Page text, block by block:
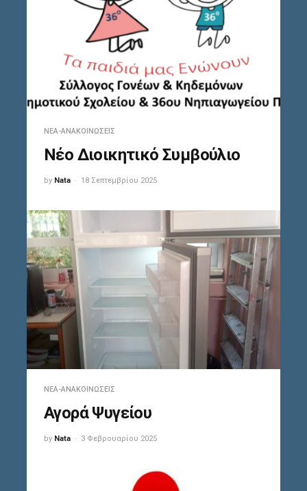
ΝΈΑ-ΑΝΑΚΟΙΝΏΣΕΙΣ
Νέο Διοικητικό Συμβούλιο
by Nata 18 Σεπτεμβρίου 2025
ΝΈΑ-ΑΝΑΚΟΙΝΏΣΕΙΣ
Αγορά Ψυγείου
by Nata 3 Φεβρουαρίου 2025